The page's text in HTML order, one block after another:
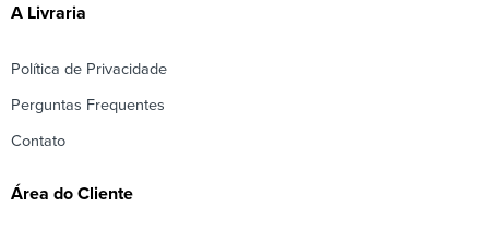
A Livraria
Política de Privacidade
Perguntas Frequentes
Contato
Área do Cliente